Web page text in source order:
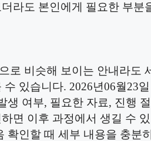
라도 본인에게 필요한 부분
로 비슷해 보이는 안내라도
있습니다. 2026년06월23
생 여부, 필요한 자료, 진행
면 이후 과정에서 생길 수
확인할 때 세부 내용을 충분